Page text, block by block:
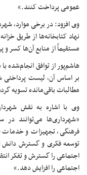
عمومی پرداخت کنند.»
وی افزود: در برخی موارد،
نهاد کتابخانه‌ها از طریق
مستقیماً از منابع آن‌ها کسر
هاشم‌پور از توافق انجام‌شده
مطالبات باقی‌مانده تسویه
وی با اشاره به نقش
«شهرداری‌ها می‌توانند
فرهنگی، تجهیزات و خدمات
توسعه فکری و گسترش دانش
اجتماعی را گسترش و تفکر
اجتماعی را افزایش دهد.»